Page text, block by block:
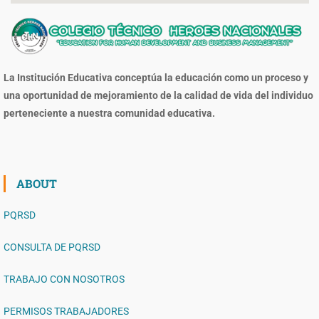
La Institución Educativa conceptúa la educación como un proceso y
una oportunidad de mejoramiento de la calidad de vida del individuo
perteneciente a nuestra comunidad educativa.
ABOUT
PQRSD
CONSULTA DE PQRSD
TRABAJO CON NOSOTROS
PERMISOS TRABAJADORES